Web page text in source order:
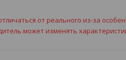
от реального из-за
может изменять